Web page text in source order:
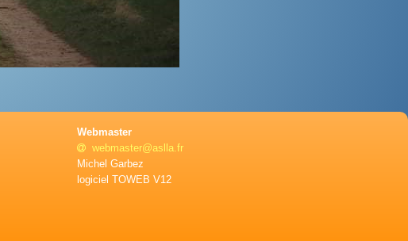
Webmaster
webmaster@aslla.fr
Michel Garbez
logiciel TOWEB V12